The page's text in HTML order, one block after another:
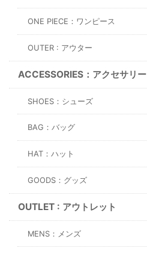
ONE PIECE：ワンピース
OUTER : アウター
ACCESSORIES：アクセサリー
SHOES：シューズ
BAG：バッグ
HAT：ハット
GOODS：グッズ
OUTLET : アウトレット
MENS：メンズ